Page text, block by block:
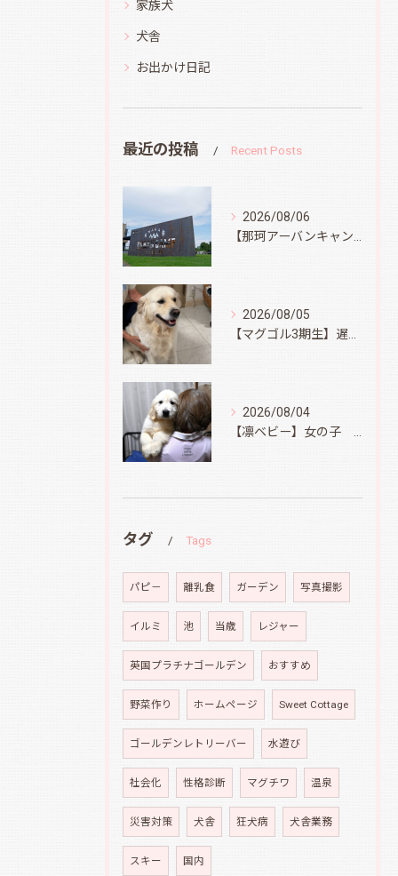
家族犬
犬舎
お出かけ日記
最近の投稿 Recent Posts
2026/08/06
2026/08/05
2026/08/04
タグ Tags
パピ－ 離乳食 ガーデン 写真撮影
イルミ 池 当歳 レジャー
英国プラチナゴールデン おすすめ
野菜作り ホームページ Sweet Cottage
ゴールデンレトリーバー 水遊び
社会化 性格診断 マグチワ 温泉
災害対策 犬舎 狂犬病 犬舎業務
スキー 国内